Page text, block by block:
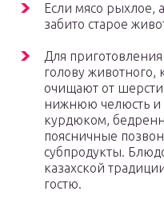
Если мясо рыхлое,
забито старое
Для
голову животного,
очищают от
нижнюю челюсть и
курдюком,
поясничные
субпродукты.
казахской
гостю.